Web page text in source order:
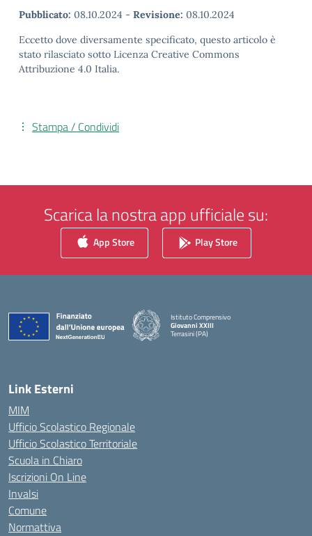
Pubblicato: 08.10.2024 - Revisione: 08.10.2024
Eccetto dove diversamente specificato, questo articolo è
stato rilasciato sotto Licenza Creative Commons
Attribuzione 4.0 Italia.
Stampa / Condividi
Scarica la nostra app ufficiale su:
App Store Play Store
Istituto Comprensivo
Giovanni XXIII
Terrasini (PA)
Link Esterni
MIM
Ufficio Scolastico Regionale
Ufficio Scolastico Territoriale
Scuola in Chiaro
Iscrizioni On Line
Invalsi
Comune
Normattiva